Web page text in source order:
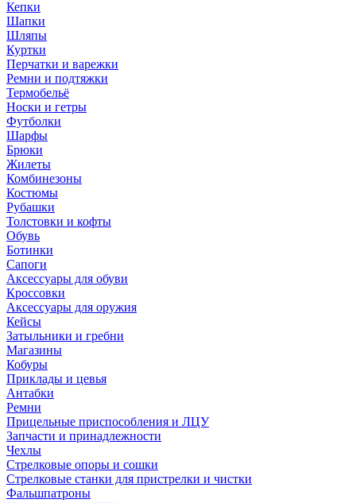
Кепки
Шапки
Шляпы
Куртки
Перчатки и варежки
Ремни и подтяжки
Термобельё
Носки и гетры
Футболки
Шарфы
Брюки
Жилеты
Комбинезоны
Костюмы
Рубашки
Толстовки и кофты
Обувь
Ботинки
Сапоги
Аксессуары для обуви
Кроссовки
Аксессуары для оружия
Кейсы
Затыльники и гребни
Магазины
Кобуры
Приклады и цевья
Антабки
Ремни
Прицельные приспособления и ЛЦУ
Запчасти и принадлежности
Чехлы
Стрелковые опоры и сошки
Стрелковые станки для пристрелки и чистки
Фальшпатроны